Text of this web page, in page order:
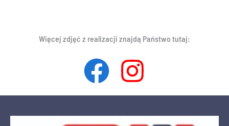
Więcej zdjęć z realizacji znajdą Państwo tutaj: